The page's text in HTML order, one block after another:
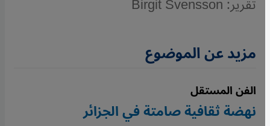
مزيد عن الموضوع
الفن المستقل
نهضة ثقافية صامتة في الجزائر